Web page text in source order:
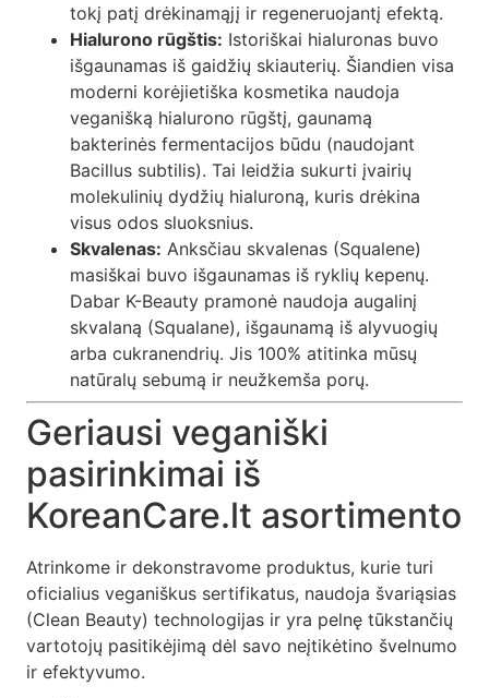
tokį patį drėkinamąjį ir regeneruojantį efektą.
Hialurono rūgštis: Istoriškai hialuronas buvo
išgaunamas iš gaidžių skiauterių. Šiandien visa
moderni korėjietiška kosmetika naudoja
veganišką hialurono rūgštį, gaunamą
bakterinės fermentacijos būdu (naudojant
Bacillus subtilis). Tai leidžia sukurti įvairių
molekulinių dydžių hialuroną, kuris drėkina
visus odos sluoksnius.
Skvalenas: Anksčiau skvalenas (Squalene)
masiškai buvo išgaunamas iš ryklių kepenų.
Dabar K-Beauty pramonė naudoja augalinį
skvalaną (Squalane), išgaunamą iš alyvuogių
arba cukranendrių. Jis 100% atitinka mūsų
natūralų sebumą ir neužkemša porų.
Geriausi veganiški
pasirinkimai iš
KoreanCare.lt asortimento
Atrinkome ir dekonstravome produktus, kurie turi
oficialius veganiškus sertifikatus, naudoja švariąsias
(Clean Beauty) technologijas ir yra pelnę tūkstančių
vartotojų pasitikėjimą dėl savo neįtikėtino švelnumo
ir efektyvumo.